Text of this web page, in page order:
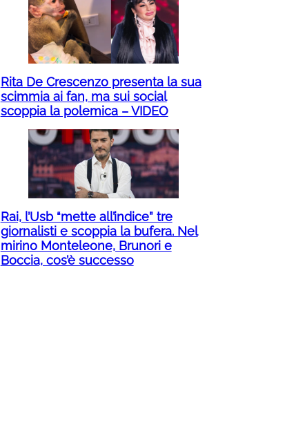
Rita De Crescenzo presenta la sua
scimmia ai fan, ma sui social
scoppia la polemica – VIDEO
Rai, l’Usb “mette all’indice” tre
giornalisti e scoppia la bufera. Nel
mirino Monteleone, Brunori e
Boccia, cos’è successo